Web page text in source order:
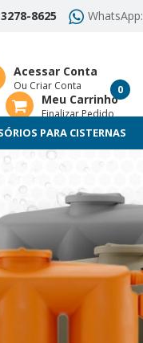
8625 WhatsApp:
Acessar Conta
Ou Criar Conta 0
Meu Carrinho
Finalizar Pedido
PARA CISTERNAS